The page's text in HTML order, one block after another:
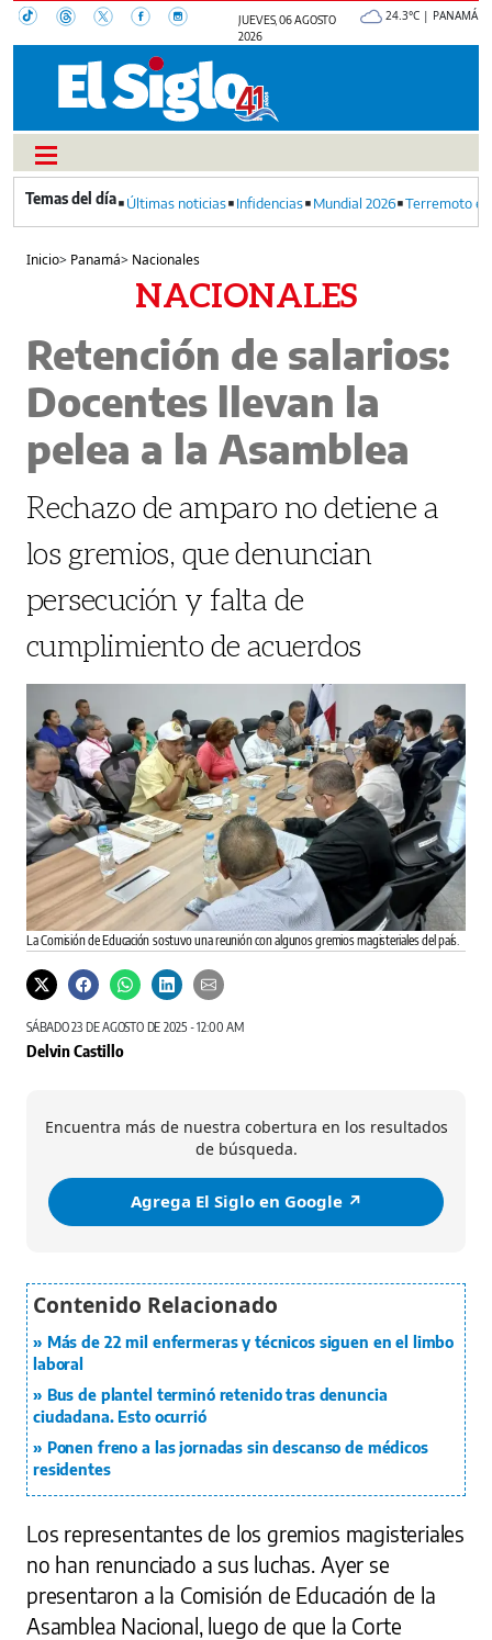
JUEVES, 06 AGOSTO
2026
24.3°C | PANAMÁ
Últimas noticias Infidencias Mundial 2026 Terremoto
Inicio> Panamá> Nacionales
NACIONALES
Retención de salarios:
Docentes llevan la
pelea a la Asamblea
Rechazo de amparo no detiene a
los gremios, que denuncian
persecución y falta de
cumplimiento de acuerdos
La Comisión de Educación sostuvo una reunión con algunos gremios magisteriales del país.
SÁBADO 23 DE AGOSTO DE 2025 - 12:00 AM
Delvin Castillo
Encuentra más de nuestra cobertura en los resultados
de búsqueda.
Agrega El Siglo en Google ↗️
Más de 22 mil enfermeras y técnicos siguen en el limbo
laboral
Bus de plantel terminó retenido tras denuncia
ciudadana. Esto ocurrió
Ponen freno a las jornadas sin descanso de médicos
residentes
Los representantes de los gremios magisteriales
no han renunciado a sus luchas. Ayer se
presentaron a la Comisión de Educación de la
Asamblea Nacional, luego de que la Corte